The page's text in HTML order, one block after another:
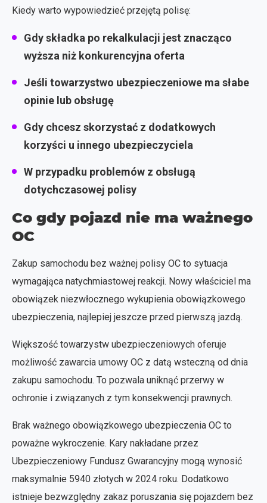
Kiedy warto wypowiedzieć przejętą polisę:
Gdy składka po rekalkulacji jest znacząco
wyższa niż konkurencyjna oferta
Jeśli towarzystwo ubezpieczeniowe ma słabe
opinie lub obsługę
Gdy chcesz skorzystać z dodatkowych
korzyści u innego ubezpieczyciela
W przypadku problemów z obsługą
dotychczasowej polisy
Co gdy pojazd nie ma ważnego
OC
Zakup samochodu bez ważnej polisy OC to sytuacja
wymagająca natychmiastowej reakcji. Nowy właściciel ma
obowiązek niezwłocznego wykupienia obowiązkowego
ubezpieczenia, najlepiej jeszcze przed pierwszą jazdą.
Większość towarzystw ubezpieczeniowych oferuje
możliwość zawarcia umowy OC z datą wsteczną od dnia
zakupu samochodu. To pozwala uniknąć przerwy w
ochronie i związanych z tym konsekwencji prawnych.
Brak ważnego obowiązkowego ubezpieczenia OC to
poważne wykroczenie. Kary nakładane przez
Ubezpieczeniowy Fundusz Gwarancyjny mogą wynosić
maksymalnie 5940 złotych w 2024 roku. Dodatkowo
istnieje bezwzględny zakaz poruszania się pojazdem bez